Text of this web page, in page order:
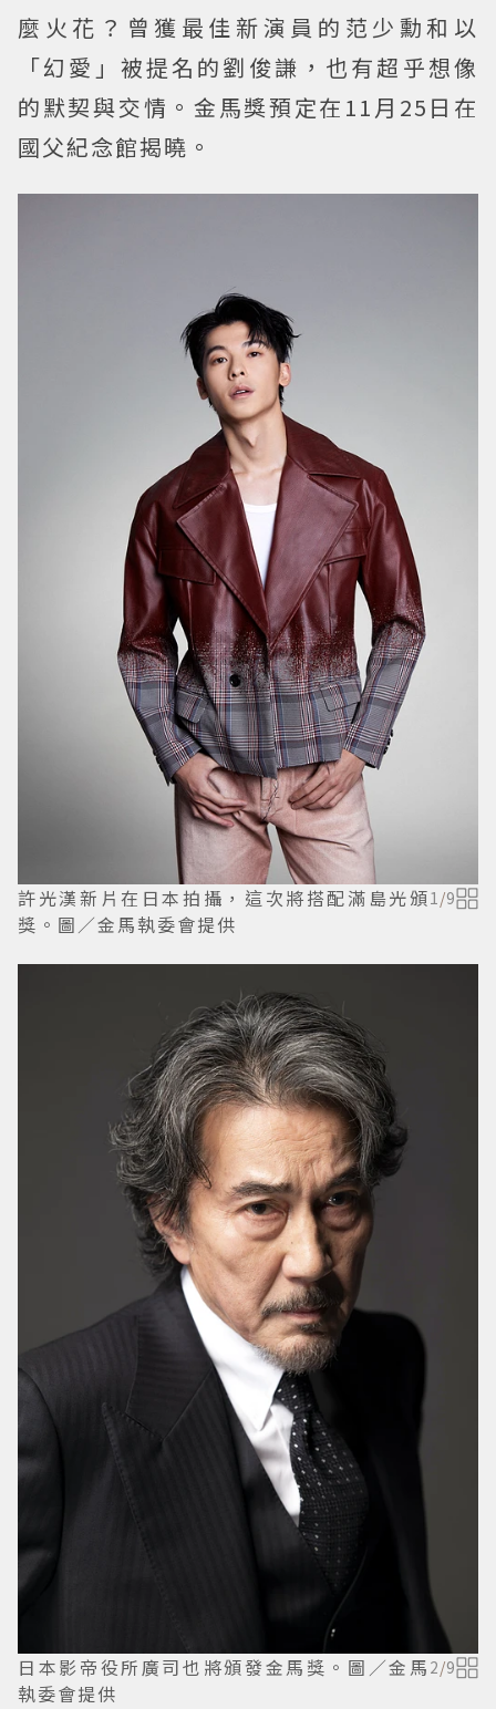
麼火花？曾獲最佳新演員的范少勳和以
「幻愛」被提名的劉俊謙，也有超乎想像
的默契與交情。金馬獎預定在11月25日在
國父紀念館揭曉。
許光漢新片在日本拍攝，這次將搭配滿島光頒
獎。圖／金馬執委會提供
1/9
日本影帝役所廣司也將頒發金馬獎。圖／金馬
執委會提供
2/9